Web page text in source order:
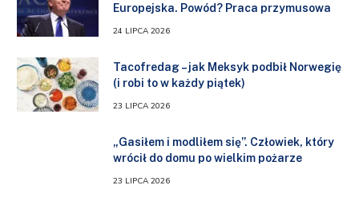
Europejska. Powód? Praca przymusowa
24 LIPCA 2026
Tacofredag – jak Meksyk podbił Norwegię
(i robi to w każdy piątek)
23 LIPCA 2026
„Gasiłem i modliłem się”. Człowiek, który
wrócił do domu po wielkim pożarze
23 LIPCA 2026